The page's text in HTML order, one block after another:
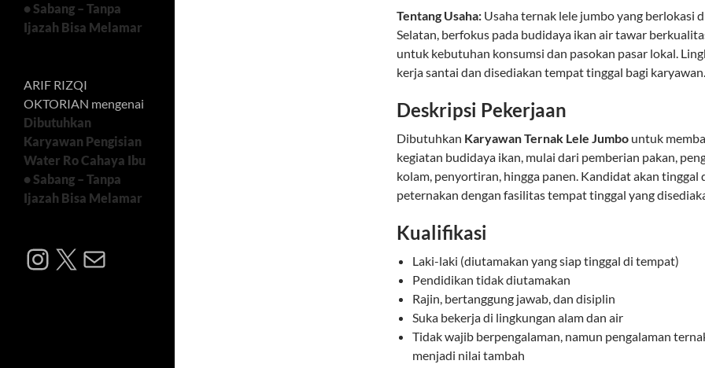
Tentang Usaha: Usaha ternak lele jumbo yang berlokasi
Selatan, berfokus pada budidaya ikan air tawar
untuk kebutuhan konsumsi dan pasokan pasar lokal.
kerja santai dan disediakan tempat tinggal bagi karyawan.
Deskripsi Pekerjaan
Dibutuhkan Karyawan Ternak Lele Jumbo untuk
kegiatan budidaya ikan, mulai dari pemberian pakan,
kolam, penyortiran, hingga panen. Kandidat akan tinggal
peternakan dengan fasilitas tempat tinggal yang
Kualifikasi
Laki-laki (diutamakan yang siap tinggal di tempat)
Pendidikan tidak diutamakan
Rajin, bertanggung jawab, dan disiplin
Suka bekerja di lingkungan alam dan air
Tidak wajib berpengalaman, namun pengalaman
menjadi nilai tambah
• Sabang – Tanpa
Ijazah Bisa Melamar
ARIF RIZQI
OKTORIAN mengenai
Dibutuhkan
Karyawan Pengisian
Water Ro Cahaya Ibu
• Sabang – Tanpa
Ijazah Bisa Melamar
Instagram
X Mail